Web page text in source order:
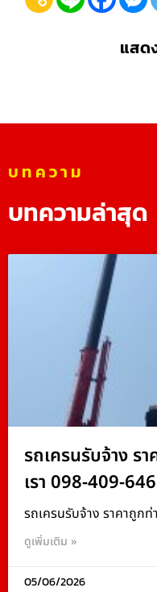
แสด
บทความ
บทความล่าสุด
รถเครนรับจ้าง ร
เรา 098-409-
รถเครนรับจ้าง ราคาถูก
ดูเพิ่มเติม »
05/06/2026